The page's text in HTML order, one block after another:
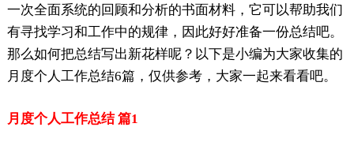
一次全面系统的回顾和分析的书面材料，它可以帮助我们
有寻找学习和工作中的规律，因此好好准备一份总结吧。
那么如何把总结写出新花样呢？以下是小编为大家收集的
月度个人工作总结6篇，仅供参考，大家一起来看看吧。
月度个人工作总结 篇1